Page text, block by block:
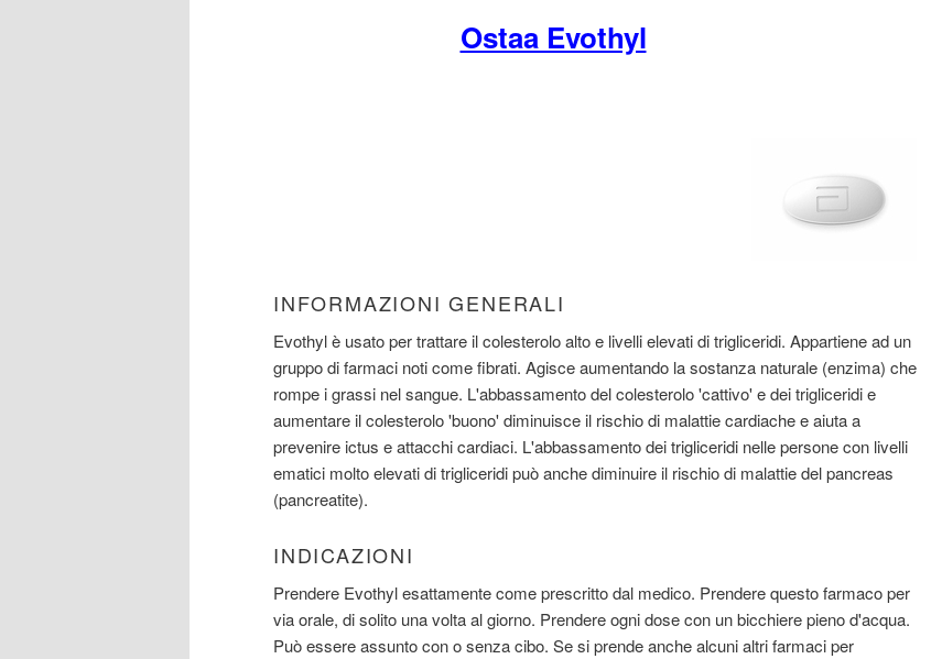
Ostaa Evothyl
INFORMAZIONI GENERALI
Evothyl è usato per trattare il colesterolo alto e livelli elevati di trigliceridi. Appartiene ad un
gruppo di farmaci noti come fibrati. Agisce aumentando la sostanza naturale (enzima) che
rompe i grassi nel sangue. L'abbassamento del colesterolo 'cattivo' e dei trigliceridi e
aumentare il colesterolo 'buono' diminuisce il rischio di malattie cardiache e aiuta a
prevenire ictus e attacchi cardiaci. L'abbassamento dei trigliceridi nelle persone con livelli
ematici molto elevati di trigliceridi può anche diminuire il rischio di malattie del pancreas
(pancreatite).
INDICAZIONI
Prendere Evothyl esattamente come prescritto dal medico. Prendere questo farmaco per
via orale, di solito una volta al giorno. Prendere ogni dose con un bicchiere pieno d'acqua.
Può essere assunto con o senza cibo. Se si prende anche alcuni altri farmaci per